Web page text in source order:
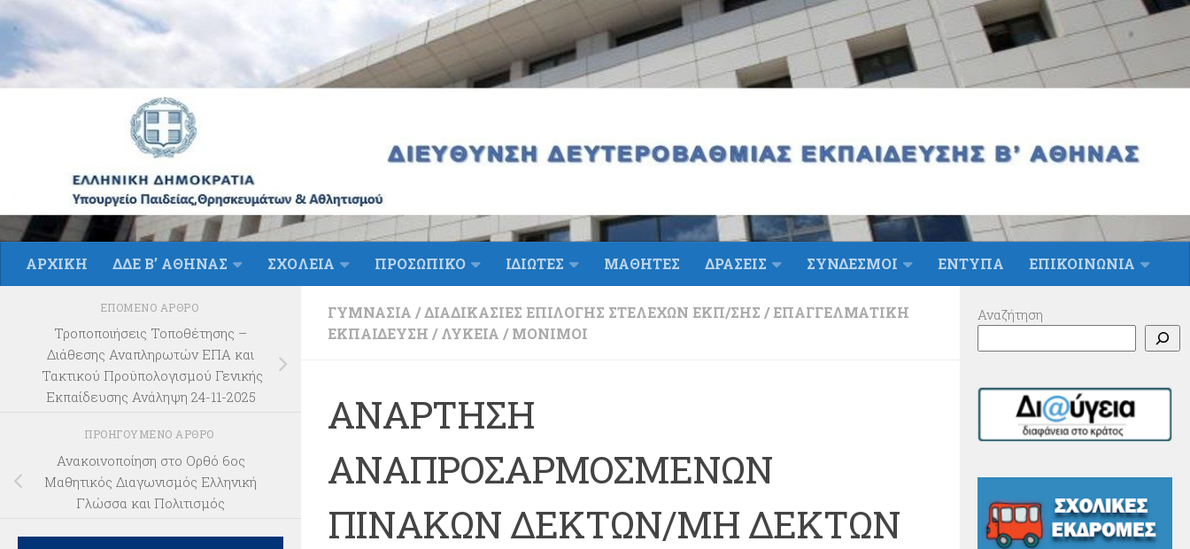
Skip to content
ΑΡΧΙΚΗ ΔΔΕ Β’ ΑΘΗΝΑΣ ΣΧΟΛΕΙΑ ΠΡΟΣΩΠΙΚΟ ΙΔΙΩΤΕΣ ΜΑΘΗΤΕΣ ΔΡΑΣΕΙΣ ΣΥΝΔΕΣΜΟΙ ΕΝΤΥΠΑ ΕΠΙΚΟΙΝΩΝΙΑ
ΓΥΜΝΆΣΙΑ /ΔΙΑΔΙΚΑΣΊΕΣ ΕΠΙΛΟΓΉΣ ΣΤΕΛΕΧΏΝ ΕΚΠ/ΣΗΣ / ΕΠΑΓΓΕΛΜΑΤΙΚΉ
ΕΚΠΑΊΔΕΥΣΗ / ΛΎΚΕΙΑ / ΜΌΝΙΜΟΙ
ΑΝΑΡΤΗΣΗ
ΑΝΑΠΡΟΣΑΡΜΟΣΜΕΝΩΝ
ΠΙΝΑΚΩΝ ΔΕΚΤΩΝ/ΜΗ ΔΕΚΤΩΝ
ΕΠΌΜΕΝΟ ΆΡΘΡΟ
Τροποποιήσεις Τοποθέτησης –
Διάθεσης Αναπληρωτών ΕΠΑ και
Τακτικού Προϋπολογισμού Γενικής
Εκπαίδευσης Ανάληψη 24-11-2025
ΠΡΟΗΓΟΎΜΕΝΟ ΆΡΘΡΟ
Ανακοινοποίηση στο Ορθό 6ος
Μαθητικός Διαγωνισμός Ελληνική
Γλώσσα και Πολιτισμός
Αναζήτηση